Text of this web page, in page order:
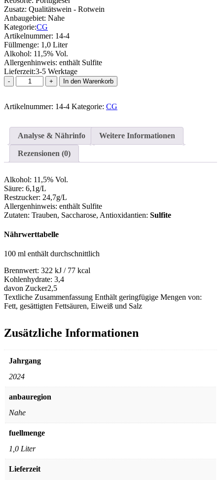
Zusatz: Qualitätswein - Rotwein
Anbaugebiet: Nahe
Kategorie:CG
Artikelnummer: 14-4
Füllmenge: 1,0 Liter
Alkohol: 11,5% Vol.
Allergenhinweis: enthält Sulfite
Lieferzeit:3-5 Werktage
Portugieser
-
Menge
In den Warenkorb
Artikelnummer: 14-4 Kategorie: CG
Analyse & Nährinfo Weitere Informationen
Rezensionen (0)
Alkohol: 11,5% Vol.
Säure: 6,1g/L
Restzucker: 24,7g/L
Allergenhinweis: enthält Sulfite
Zutaten: Trauben, Saccharose, Antioxidantien: Sulfite
Nährwerttabelle
100 ml enthält durchschnittlich
Brennwert: 322 kJ / 77 kcal
Kohlenhydrate: 3,4
davon Zucker2,5
Textliche Zusammenfassung Enthält geringfügige Mengen von:
Fett, gesättigten Fettsäuren, Eiweiß und Salz
Zusätzliche Informationen
Jahrgang
2024
anbauregion
Nahe
fuellmenge
1,0 Liter
Lieferzeit